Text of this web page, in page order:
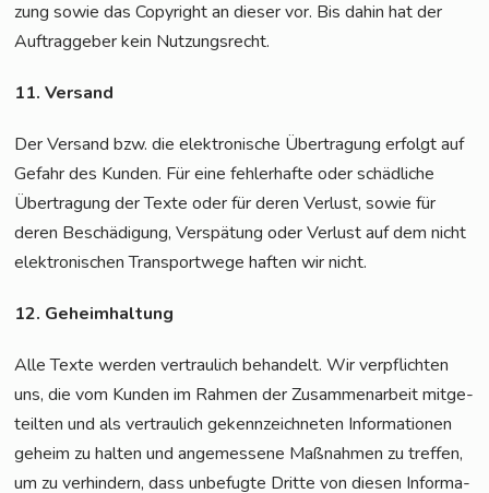
zung sowie das Copy­right an die­ser vor. Bis dahin hat der
Auf­trag­ge­ber kein Nutzungsrecht.
11. Ver­sand
Der Ver­sand bzw. die elek­tro­ni­sche Über­tra­gung erfolgt auf
Gefahr des Kun­den. Für eine feh­ler­haf­te oder schäd­li­che
Über­tra­gung der Tex­te oder für deren Ver­lust, sowie für
deren Beschä­di­gung, Ver­spä­tung oder Ver­lust auf dem nicht
elek­tro­ni­schen Trans­port­we­ge haf­ten wir nicht.
12. Geheim­hal­tung
Alle Tex­te wer­den ver­trau­lich behan­delt. Wir ver­pflich­ten
uns, die vom Kun­den im Rah­men der Zusam­men­ar­beit mit­ge­
teil­ten und als ver­trau­lich gekenn­zeich­ne­ten Infor­ma­tio­nen
geheim zu hal­ten und ange­mes­se­ne Maß­nah­men zu tref­fen,
um zu ver­hin­dern, dass unbe­fug­te Drit­te von die­sen Infor­ma­